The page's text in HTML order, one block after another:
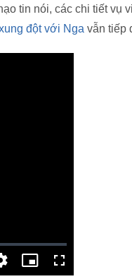
tin nói, các chi tiết vụ
đột với Nga vẫn tiếp